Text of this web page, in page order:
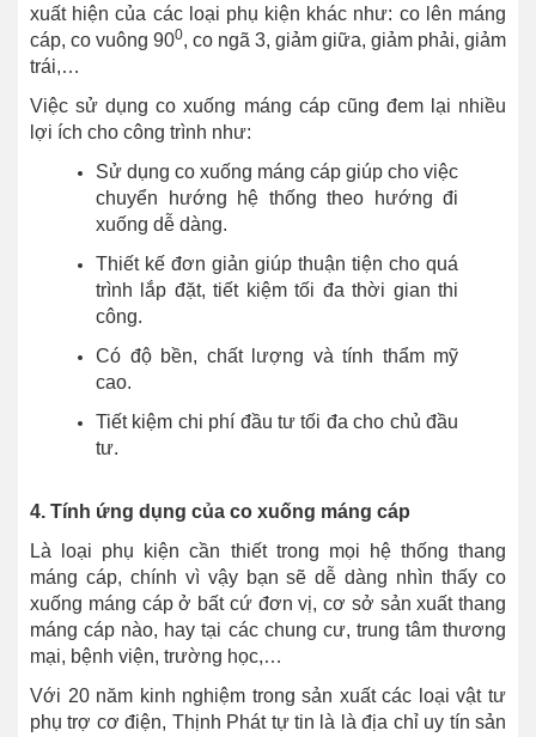
xuất hiện của các loại phụ kiện khác như: co lên máng
cáp, co vuông 900, co ngã 3, giảm giữa, giảm phải, giảm
trái,…
Việc sử dụng co xuống máng cáp cũng đem lại nhiều
lợi ích cho công trình như:
Sử dụng co xuống máng cáp giúp cho việc
chuyển hướng hệ thống theo hướng đi
xuống dễ dàng.
Thiết kế đơn giản giúp thuận tiện cho quá
trình lắp đặt, tiết kiệm tối đa thời gian thi
công.
Có độ bền, chất lượng và tính thẩm mỹ
cao.
Tiết kiệm chi phí đầu tư tối đa cho chủ đầu
tư.
4. Tính ứng dụng của co xuống máng cáp
Là loại phụ kiện cần thiết trong mọi hệ thống thang
máng cáp, chính vì vậy bạn sẽ dễ dàng nhìn thấy co
xuống máng cáp ở bất cứ đơn vị, cơ sở sản xuất thang
máng cáp nào, hay tại các chung cư, trung tâm thương
mại, bệnh viện, trường học,…
Với 20 năm kinh nghiệm trong sản xuất các loại vật tư
phụ trợ cơ điện, Thịnh Phát tự tin là là địa chỉ uy tín sản